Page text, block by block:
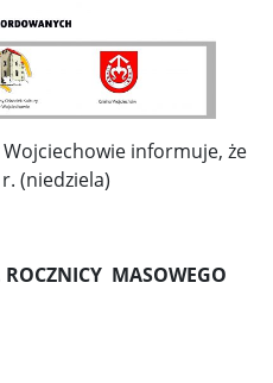
informuje, że
(niedziela)
ROCZNICY MASOWEGO